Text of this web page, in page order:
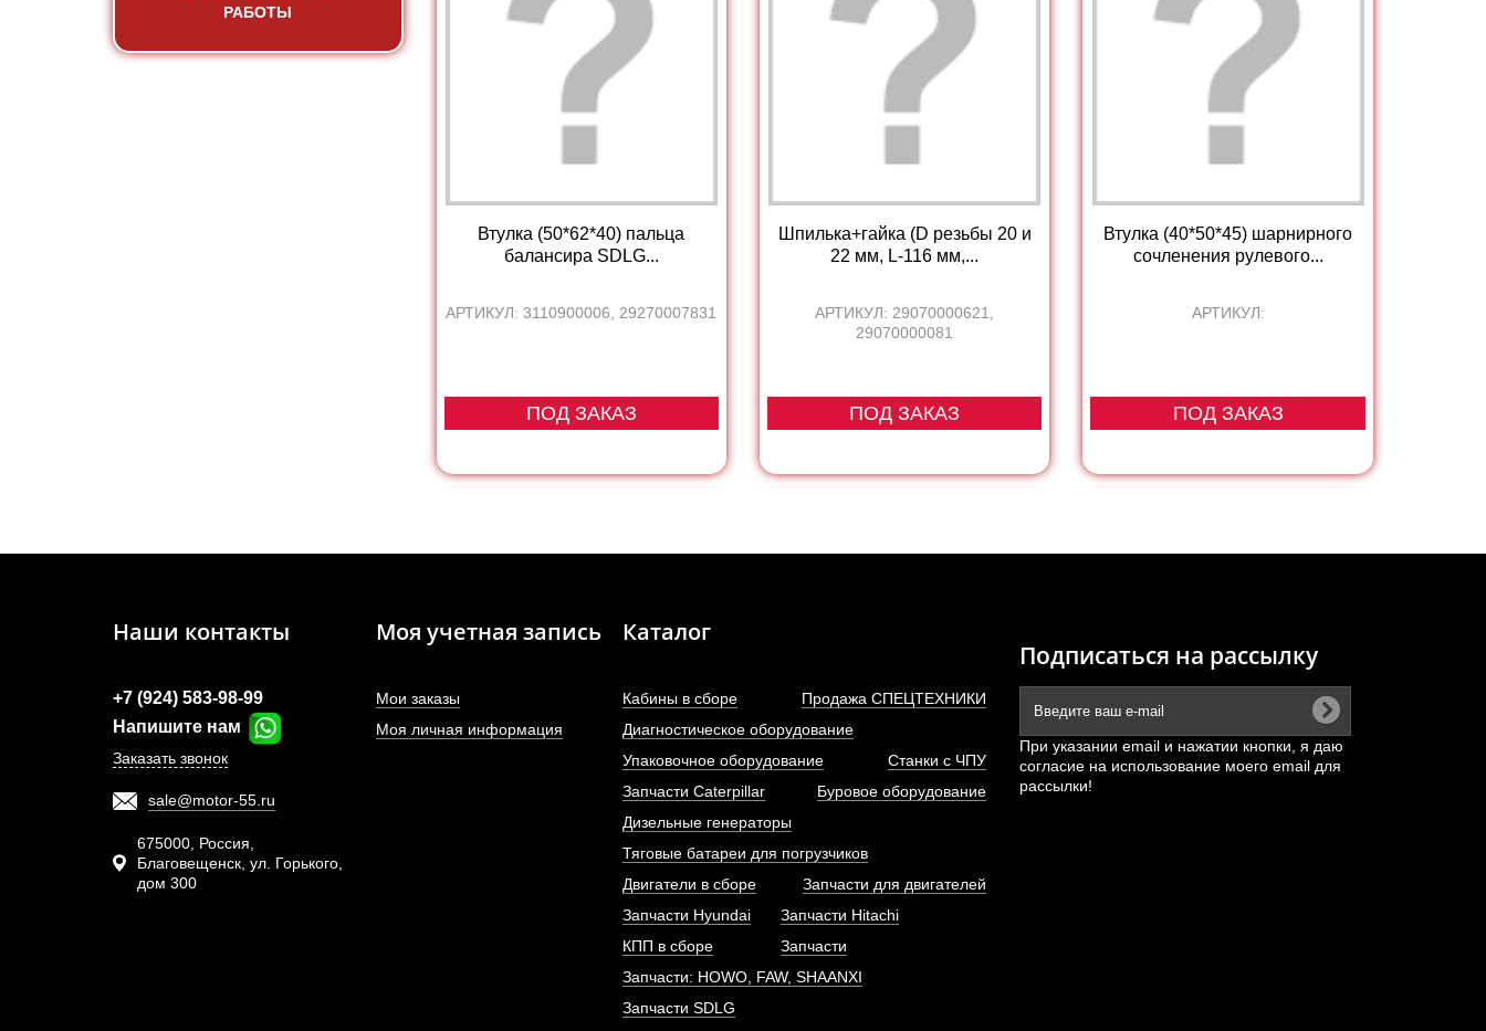
РАБОТЫ
Втулка (50*62*40) пальца
балансира SDLG...
АРТИКУЛ: 3110900006, 29270007831
ПОД ЗАКАЗ
Шпилька+гайка (D резьбы 20 и
22 мм, L-116 мм,...
АРТИКУЛ: 29070000621,
29070000081
ПОД ЗАКАЗ
Втулка (40*50*45) шарнирного
сочленения рулевого...
АРТИКУЛ:
ПОД ЗАКАЗ
ТНВД (топливный насос
высокого давления) двигателя...
АРТИКУЛ: 612601080575
ПОД ЗАКАЗ
Насос гидравлический
шлицов,...
АРТИКУЛ: 4120000684
ПОД ЗАКАЗ
Наши контакты
+7 (924) 583-98-99
Напишите нам
Заказать звонок
sale@motor-55.ru
675000, Россия,
Благовещенск, ул. Горького,
дом 300
Моя учетная запись
Мои заказы
Моя личная информация
Каталог
Двигатели в сборе Запчасти для двигателей
КПП в сборе
Запчасти Hyundai
Запчасти Hitachi
Запчасти
Запчасти SDLG
Запчасти: HOWO, FAW, SHAANXI
Кабины в сборе
Продажа СПЕЦТЕХНИКИ
Диагностическое оборудование
Упаковочное оборудование
Станки с ЧПУ
Запчасти Caterpillar
Буровое оборудование
Дизельные генераторы
Тяговые батареи для погрузчиков
Подписаться на рассылку
При указании email и нажатии кнопки, я даю
согласие на использование моего email для
рассылки!